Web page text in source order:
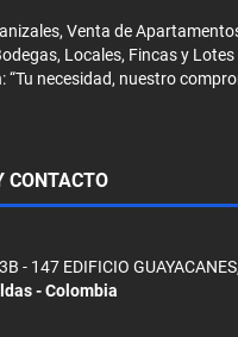
Venta de
Locales, Fincas y
“Tu necesidad, nuestro
CONTACTO
- 147 EDIFICIO
- Colombia